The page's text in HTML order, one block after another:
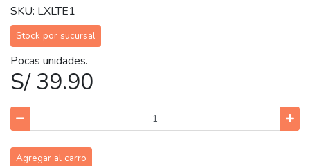
SKU: LXLTE1
Stock por sucursal
Pocas unidades.
S/ 39.90
Agregar al carro